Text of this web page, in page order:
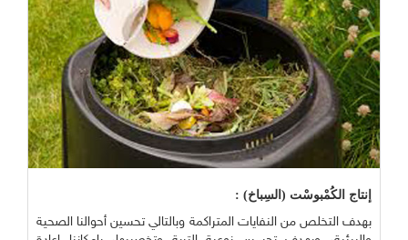
إنتاج الكُمْبوسْت (السِباخ) :
بهدف التخلص من النفايات المتراكمة وبالتالي تحسين أحوالنا الصحية